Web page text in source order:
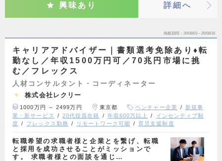
興味あり 詳細へ
掲載期間 26/08/03～26/08/16
キャリアアドバイザー｜書類選考免除あり♦転
勤なし／年収1500万円可／70兆円市場に挑
む／フレックス
人材コンサルタント・コーディネーター
株式会社レクリー
1000万円 ～ 2499万円 東京都 ベンチャー企業
新規事
業・新サービス
20代役員在籍 年収600万以上
インセンティブ制
度
フレックス勤務 リモートワーク可能 育児支援制度
転職希望の求職者様と企業とを繋げ、転職
と採用を成功させることがミッションで
す。 求職者様との面談を通じ…